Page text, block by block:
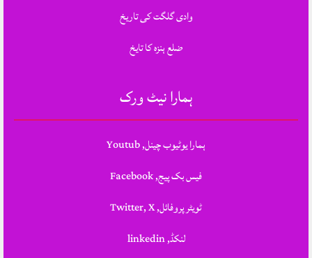
وادی گلگت کی تاریخ
ضلع ہنزہ کا تایخ
ہمارا نیٹ ورک
ہمارا یوٹیوب چینل, Youtub
فیس بک پیج, Facebook
ٹویٹر پروفائل, Twitter, X
لنکڈ, linkedin